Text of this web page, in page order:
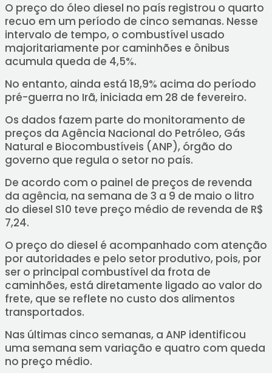
O preço do óleo diesel no país registrou o quarto
recuo em um período de cinco semanas. Nesse
intervalo de tempo, o combustível usado
majoritariamente por caminhões e ônibus
acumula queda de 4,5%.
No entanto, ainda está 18,9% acima do período
pré-guerra no Irã, iniciada em 28 de fevereiro.
Os dados fazem parte do monitoramento de
preços da Agência Nacional do Petróleo, Gás
Natural e Biocombustíveis (ANP), órgão do
governo que regula o setor no país.
De acordo com o painel de preços de revenda
da agência, na semana de 3 a 9 de maio o litro
do diesel S10 teve preço médio de revenda de R$
7,24.
O preço do diesel é acompanhado com atenção
por autoridades e pelo setor produtivo, pois, por
ser o principal combustível da frota de
caminhões, está diretamente ligado ao valor do
frete, que se reflete no custo dos alimentos
transportados.
Nas últimas cinco semanas, a ANP identificou
uma semana sem variação e quatro com queda
no preço médio.